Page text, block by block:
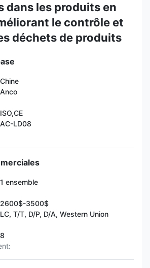
dans les produits en
le contrôle et
déchets de produits
Chine
Anco
ISO,CE
AC-LD08
1 ensemble
2600$-3500$
LC, T/T, D/P, D/A, Western Union
8